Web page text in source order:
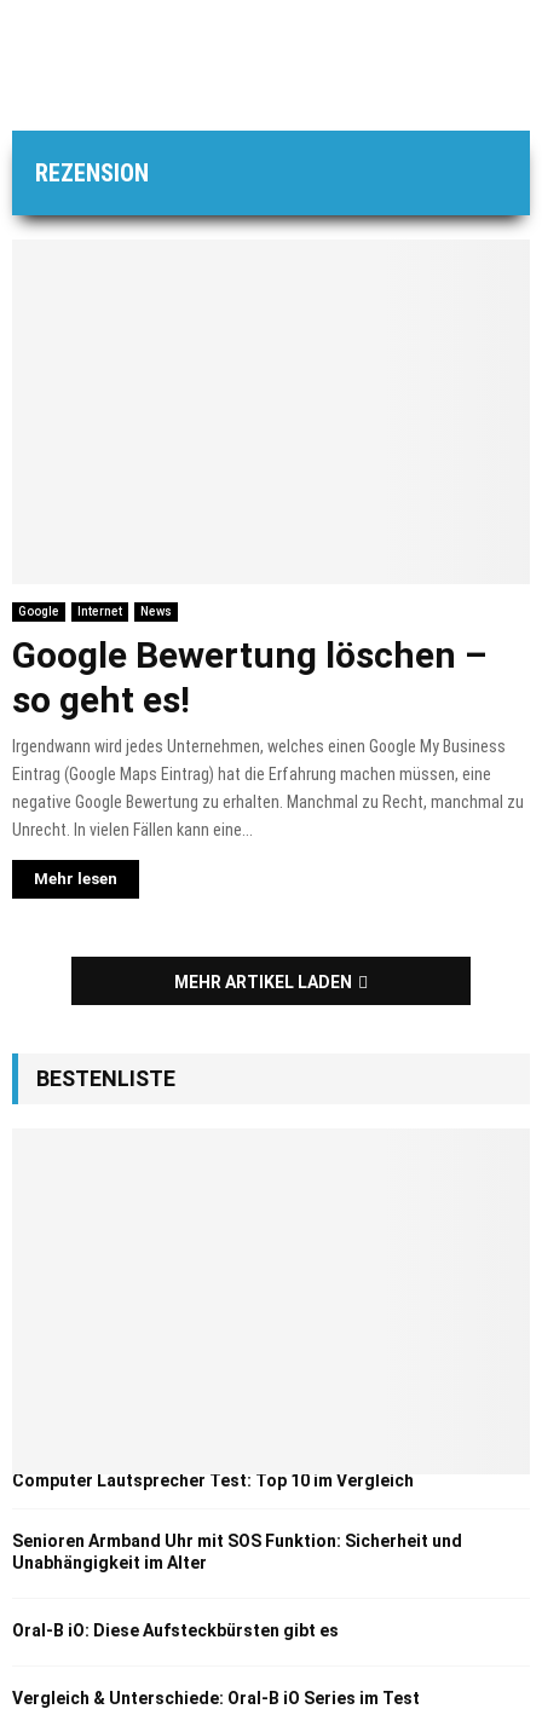
REZENSION
Google Internet News
Google Bewertung löschen –
so geht es!
Irgendwann wird jedes Unternehmen, welches einen Google My Business
Eintrag (Google Maps Eintrag) hat die Erfahrung machen müssen, eine
negative Google Bewertung zu erhalten. Manchmal zu Recht, manchmal zu
Unrecht. In vielen Fällen kann eine...
Mehr lesen
MEHR ARTIKEL LADEN
BESTENLISTE
Computer Lautsprecher Test: Top 10 im Vergleich
Senioren Armband Uhr mit SOS Funktion: Sicherheit und
Unabhängigkeit im Alter
Oral-B iO: Diese Aufsteckbürsten gibt es
Vergleich & Unterschiede: Oral-B iO Series im Test